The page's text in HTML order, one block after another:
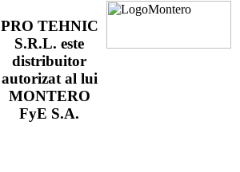
PRO TEHNIC
S.R.L. este
distribuitor
autorizat al lui
MONTERO
FyE S.A.